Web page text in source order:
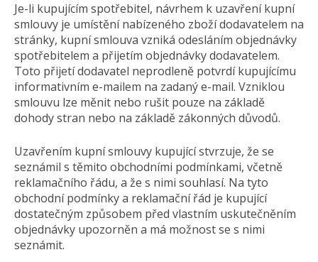
Je-li kupujícím spotřebitel, návrhem k uzavření kupní
smlouvy je umístění nabízeného zboží dodavatelem na
stránky, kupní smlouva vzniká odesláním objednávky
spotřebitelem a přijetím objednávky dodavatelem.
Toto přijetí dodavatel neprodleně potvrdí kupujícímu
informativním e-mailem na zadaný e-mail. Vzniklou
smlouvu lze měnit nebo rušit pouze na základě
dohody stran nebo na základě zákonných důvodů.
Uzavřením kupní smlouvy kupující stvrzuje, že se
seznámil s těmito obchodními podmínkami, včetně
reklamačního řádu, a že s nimi souhlasí. Na tyto
obchodní podmínky a reklamační řád je kupující
dostatečným způsobem před vlastním uskutečněním
objednávky upozorněn a má možnost se s nimi
seznámit.